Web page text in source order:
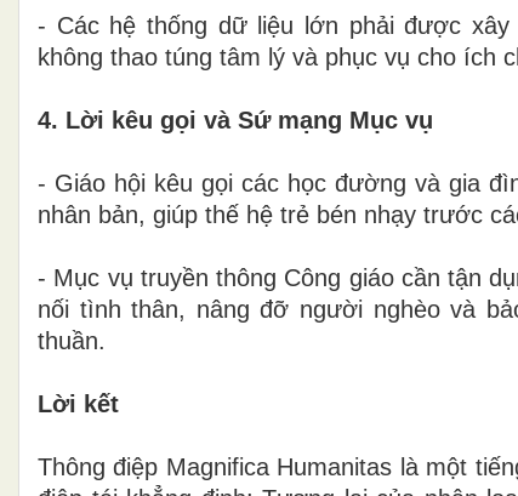
- Các hệ thống dữ liệu lớn phải được
không thao túng tâm lý và phục vụ cho ích
4. Lời kêu gọi và Sứ mạng Mục vụ
- Giáo hội kêu gọi các học đường và gia
nhân bản, giúp thế hệ trẻ bén nhạy trước
- Mục vụ truyền thông Công giáo cần tận
nối tình thân, nâng đỡ người nghèo và
thuần.
Lời kết
Thông điệp Magnifica Humanitas là một